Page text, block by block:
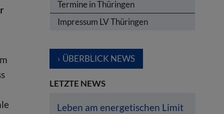
Termine in Thüringen
Impressum LV Thüringen
ÜBERBLICK NEWS
LETZTE NEWS
Leben am energetischen Limit